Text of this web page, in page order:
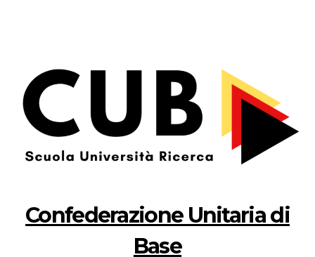
Confederazione Unitaria di
Base